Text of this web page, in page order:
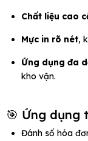
Chất liệu cao
Mực in rõ nét,
Ứng dụng đa
kho vận.
🎯 Ứng dụng
Đánh số hóa